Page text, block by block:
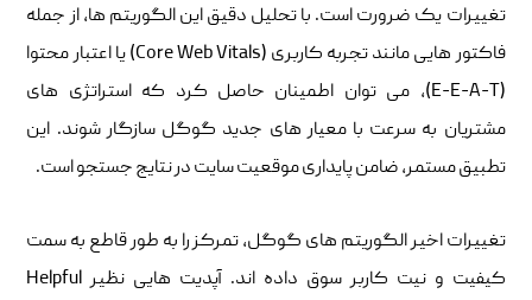
تغییرات یک ضرورت است. با تحلیل دقیق این الگوریتم‌ ها، از جمله
فاکتور هایی مانند تجربه کاربری (Core Web Vitals) یا اعتبار محتوا
(E-E-A-T)، می ‌توان اطمینان حاصل کرد که استراتژی ‌های
مشتریان به ‌سرعت با معیار های جدید گوگل سازگار شوند. این
تطبیق مستمر، ضامن پایداری موقعیت سایت در نتایج جستجو است.
تغییرات اخیر الگوریتم‌ های گوگل، تمرکز را به طور قاطع به سمت
کیفیت و نیت کاربر سوق داده ‌اند. آپدیت ‌هایی نظیر Helpful